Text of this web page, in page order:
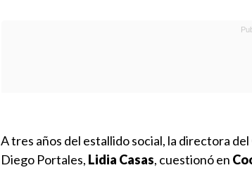
A tres años del estallido social, la directora
Diego Portales, Lidia Casas, cuestionó en